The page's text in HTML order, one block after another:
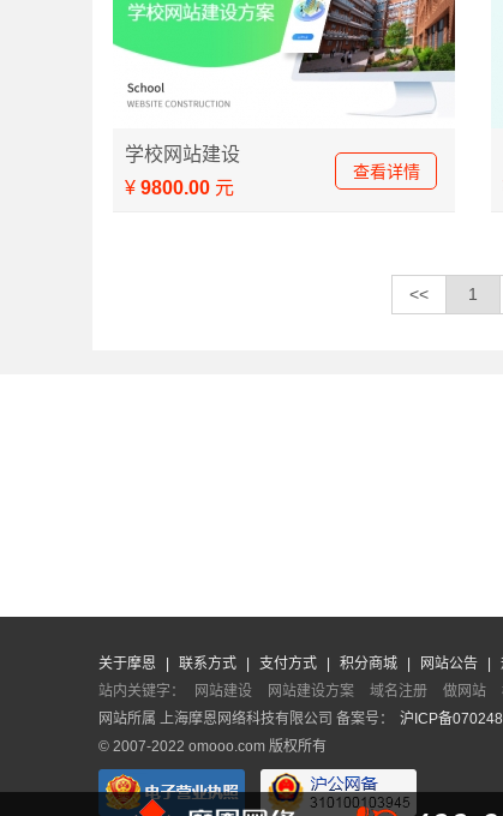
学校网站建设解决方案 学校网站制作解决方
案
学校网站建设
¥ 9800.00 元
查看详情
<< 1
关于摩恩 联系方式 支付方式 积分商城 网站公告
站内关键字：
网站建设 网站建设方案 域名注册 做网站
网站所属 上海摩恩网络科技有限公司 备案号：
沪ICP备
© 2007-2022 omooo.com 版权所有